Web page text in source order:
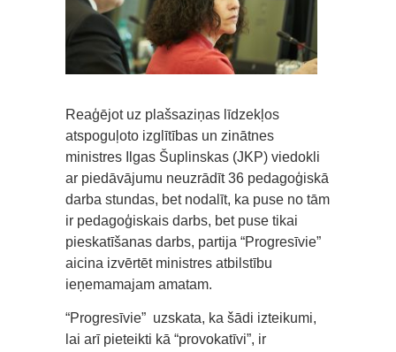
Reaģējot uz plašsaziņas līdzekļos
atspoguļoto izglītības un zinātnes
ministres Ilgas Šuplinskas (JKP) viedokli
ar piedāvājumu neuzrādīt 36 pedagoģiskā
darba stundas, bet nodalīt, ka puse no tām
ir pedagoģiskais darbs, bet puse tikai
pieskatīšanas darbs, partija “Progresīvie”
aicina izvērtēt ministres atbilstību
ieņemamajam amatam.
“Progresīvie” uzskata, ka šādi izteikumi,
lai arī pieteikti kā “provokatīvi”, ir